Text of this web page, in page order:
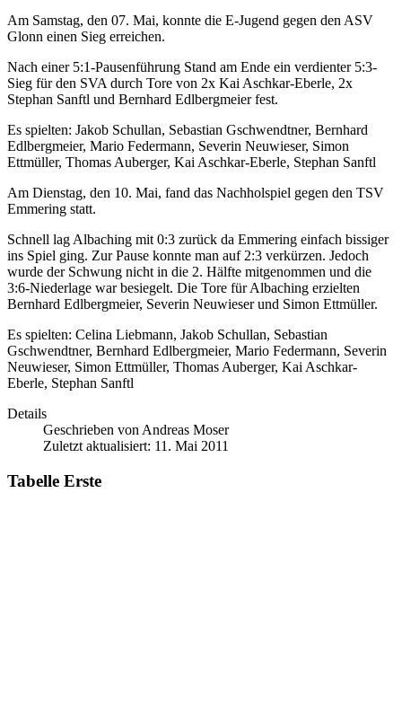
Am Samstag, den 07. Mai, konnte die E-Jugend gegen den ASV
Glonn einen Sieg erreichen.
Nach einer 5:1-Pausenführung Stand am Ende ein verdienter 5:3-
Sieg für den SVA durch Tore von 2x Kai Aschkar-Eberle, 2x
Stephan Sanftl und Bernhard Edlbergmeier fest.
Es spielten: Jakob Schullan, Sebastian Gschwendtner, Bernhard
Edlbergmeier, Mario Federmann, Severin Neuwieser, Simon
Ettmüller, Thomas Auberger, Kai Aschkar-Eberle, Stephan Sanftl
Am Dienstag, den 10. Mai, fand das Nachholspiel gegen den TSV
Emmering statt.
Schnell lag Albaching mit 0:3 zurück da Emmering einfach bissiger
ins Spiel ging. Zur Pause konnte man auf 2:3 verkürzen. Jedoch
wurde der Schwung nicht in die 2. Hälfte mitgenommen und die
3:6-Niederlage war besiegelt. Die Tore für Albaching erzielten
Bernhard Edlbergmeier, Severin Neuwieser und Simon Ettmüller.
Es spielten: Celina Liebmann, Jakob Schullan, Sebastian
Gschwendtner, Bernhard Edlbergmeier, Mario Federmann, Severin
Neuwieser, Simon Ettmüller, Thomas Auberger, Kai Aschkar-
Eberle, Stephan Sanftl
Details
Geschrieben von Andreas Moser
Zuletzt aktualisiert: 11. Mai 2011
Tabelle Erste